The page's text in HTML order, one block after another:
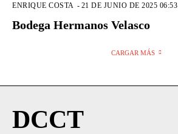
ENRIQUE COSTA - 21 DE JUNIO DE 2025 06:53
Bodega Hermanos Velasco
CARGAR MÁS
DCCT